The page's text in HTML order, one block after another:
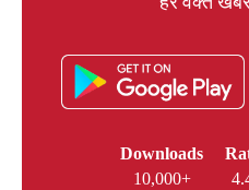
Downloads
10,000+